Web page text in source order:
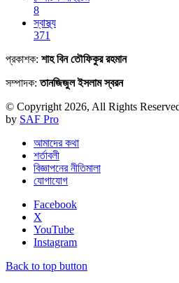
8
স্বাস্থ্য
371
প্রকাশক: শাহ বিন তৌফিকুর রহমান
সম্পাদক:তানজিজুল ইসলাম স্বরন
© Copyright 2026, All Rights
by SAF Pro
আমাদের কথা
শর্তাবলী
বিজ্ঞাপনের নীতিমালা
যোগাযোগ
Facebook
X
YouTube
Instagram
Back to top button